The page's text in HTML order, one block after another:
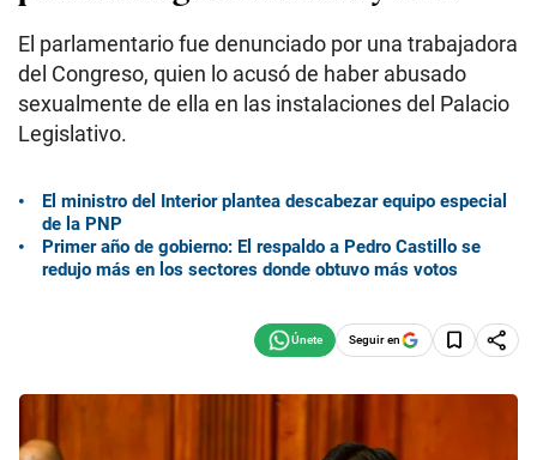
El parlamentario fue denunciado por una trabajadora
del Congreso, quien lo acusó de haber abusado
sexualmente de ella en las instalaciones del Palacio
Legislativo.
El ministro del Interior plantea descabezar equipo especial
de la PNP
Primer año de gobierno: El respaldo a Pedro Castillo se
redujo más en los sectores donde obtuvo más votos
Seguir en